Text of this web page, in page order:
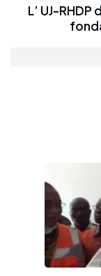
L’ UJ-